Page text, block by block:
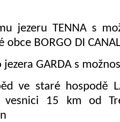
jezeru TENNA s
BORGO DI
GARDA s
ve staré hospodě
vesnici 15 km od